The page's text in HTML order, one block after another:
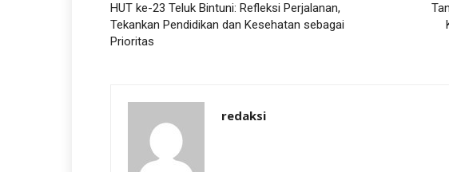
HUT ke-23 Teluk Bintuni: Refleksi Perjalanan,
Tekankan Pendidikan dan Kesehatan sebagai
Prioritas
redaksi